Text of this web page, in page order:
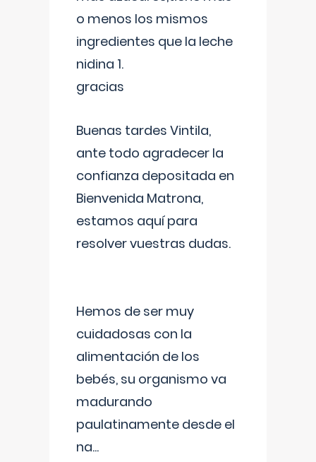
o menos los mismos
ingredientes que la leche
nidina 1.
gracias
Buenas tardes Vintila,
ante todo agradecer la
confianza depositada en
Bienvenida Matrona,
estamos aquí para
resolver vuestras dudas.
Hemos de ser muy
cuidadosas con la
alimentación de los
bebés, su organismo va
madurando
paulatinamente desde el
na...